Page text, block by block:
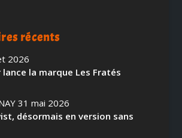
récents
2026
lance la marque Les Fratés
31 mai 2026
désormais en version sans